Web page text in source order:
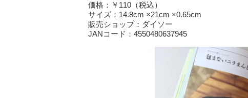
価格：￥110（税込）
サイズ：14.8cm ×21cm ×0.65cm
販売ショップ：ダイソー
JANコード：4550480637945